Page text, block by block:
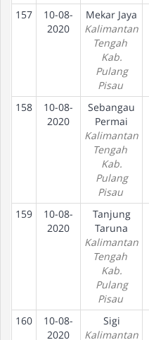
157
10-08-
2020
Mekar Jaya
Kalimantan
Tengah
Kab.
Pulang
Pisau
158
10-08-
2020
Sebangau
Permai
Kalimantan
Tengah
Kab.
Pulang
Pisau
159
10-08-
2020
Tanjung
Taruna
Kalimantan
Tengah
Kab.
Pulang
Pisau
160
10-08-
2020
Sigi
Kalimantan